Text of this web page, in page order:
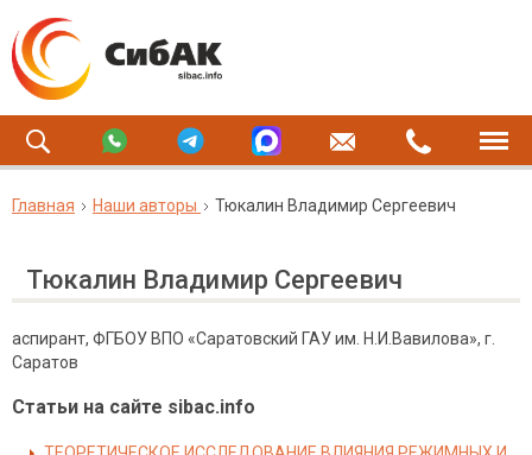
Главная Наши авторы Тюкалин Владимир Сергеевич
Тюкалин Владимир Сергеевич
аспирант, ФГБОУ ВПО «Саратовский ГАУ им. Н.И.Вавилова», г.
Саратов
Статьи на сайте sibac.info